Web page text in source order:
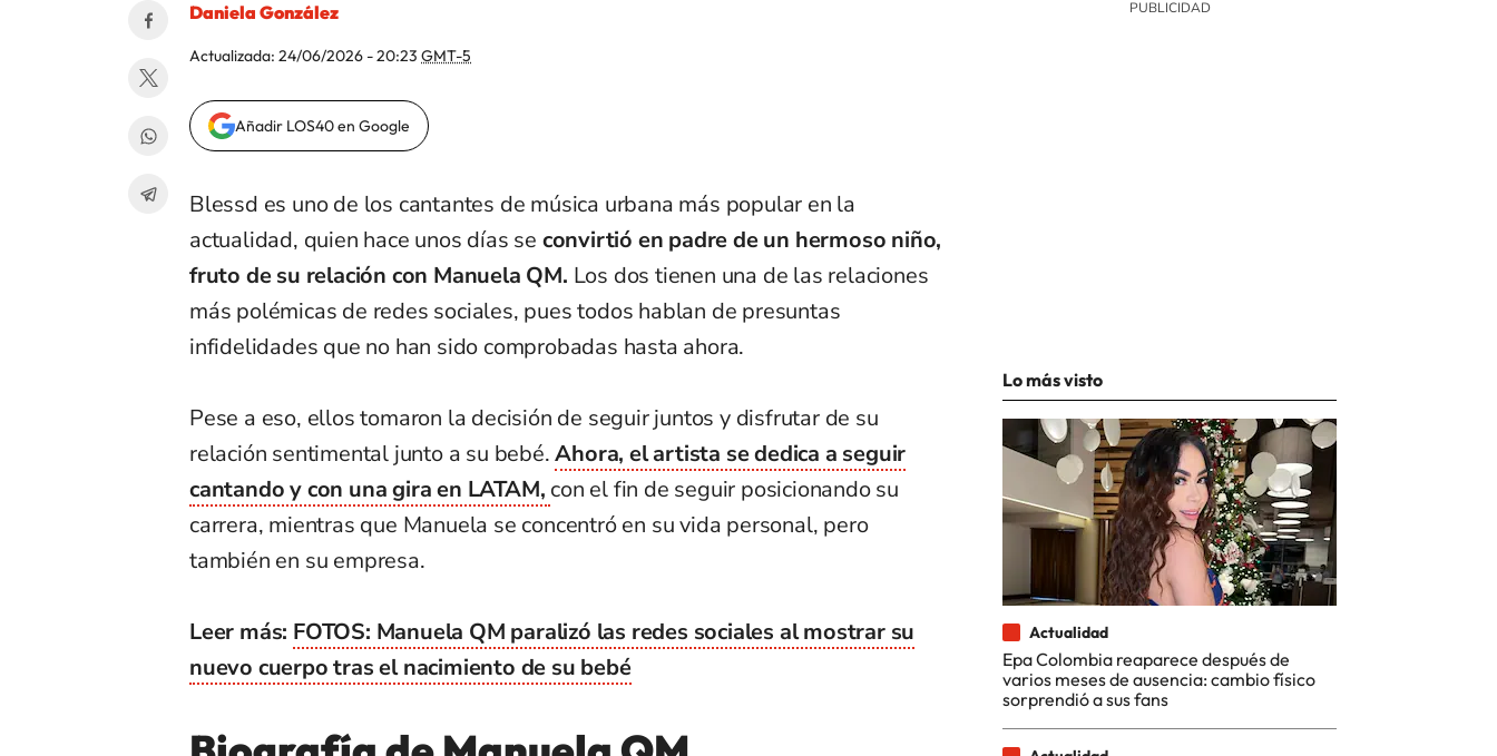
Daniela González
Actualizada: 24/06/2026 - 20:23 GMT-5
Añadir LOS40 en Google
Blessd es uno de los cantantes de música urbana más popular en la
actualidad, quien hace unos días se convirtió en padre de un hermoso niño,
fruto de su relación con Manuela QM. Los dos tienen una de las relaciones
más polémicas de redes sociales, pues todos hablan de presuntas
infidelidades que no han sido comprobadas hasta ahora.
Pese a eso, ellos tomaron la decisión de seguir juntos y disfrutar de su
relación sentimental junto a su bebé.Ahora, el artista se dedica a seguir
cantando y con una gira en LATAM, con el fin de seguir posicionando su
carrera, mientras que Manuela se concentró en su vida personal, pero
también en su empresa.
Leer más: FOTOS: Manuela QM paralizó las redes sociales al mostrar su
nuevo cuerpo tras el nacimiento de su bebé
Lo más visto
Actualidad
Epa Colombia reaparece después de
varios meses de ausencia: cambio físico
sorprendió a sus fans